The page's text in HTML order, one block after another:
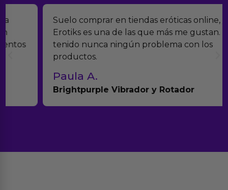
Suelo comprar en tiendas eróticas online, y
Erotiks es una de las que más me gustan. No he
tenido nunca ningún problema con los
productos.
Paula A.
Brightpurple Vibrador y Rotador